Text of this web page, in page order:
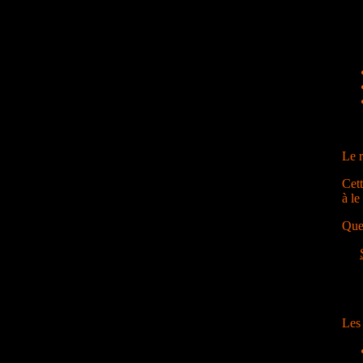
Le
à le
Les